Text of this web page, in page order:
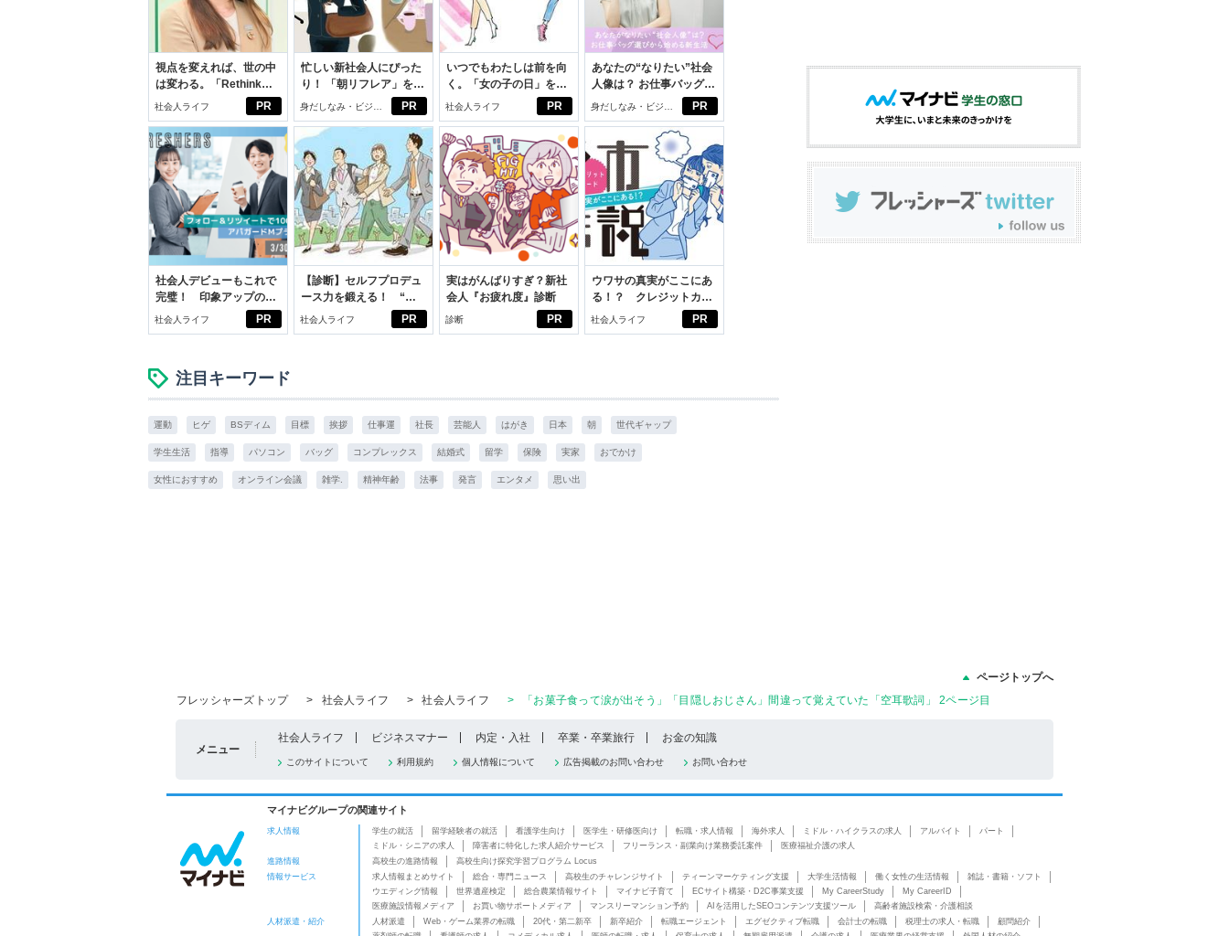
PR
視点を変えれば、世の中
は変わる。「Rethink
PROJECT」がつたえた
社会人ライフ PR
忙しい新社会人にぴった
り！ 「朝リフレア」をは
じめよう。しっかりニオ
イケアして24時間快適。
身だしなみ・ビジネ
スアイテム
PR
いつでもわたしは前を向
く。「女の子の日」を前
向きに♪社会人エリ・大
社会人ライフ PR
あなたの“なりたい”社会
人像は？ お仕事バッグ選
びから始める新生活
身だしなみ・ビジネ
スアイテム
PR
社会人デビューもこれで
完璧！ 印象アップのセ
ルフプロデュース術
社会人ライフ PR
【診断】セルフプロデュ
ース力を鍛える！ “ジ
ブン観”診断
社会人ライフ PR
実はがんばりすぎ？新社
会人『お疲れ度』診断
診断 PR
ウワサの真実がここにあ
る！？ クレジットカー
ドの都市伝説
社会人ライフ
注目キーワード
運動 ヒゲ BSディム 目標 挨拶 仕事運 社長 芸能人 はがき 日本 朝 世代ギャップ
学生生活 指導 パソコン バッグ コンプレックス 結婚式 留学 保険 実家 おでかけ
女性におすすめ オンライン会議 雑学. 精神年齢 法事 発言 エンタメ 思い出
ページトップへ
フレッシャーズトップ
> 社会人ライフ > 社会人ライフ > 「お菓子食って涙が出そう」「目隠しおじさん」間違って覚えていた「空耳歌詞」 2ページ目
メニュー
社会人ライフ ビジネスマナー 内定・入社 卒業・卒業旅行 お金の知識
このサイトについて 利用規約 個人情報について 広告掲載のお問い合わせ お問い合わせ
マイナビグループの関連サイト
求人情報 学生の就活 留学経験者の就活 看護学生向け 医学生・研修医向け 転職・求人情報 海外求人 ミドル・ハイクラスの求人 アルバイト
パート
ミドル・シニアの求人
障害者に特化した求人紹介サービス フリーランス・副業向け業務委託案件
医療福祉介護の求人
進路情報
高校生の進路情報
高校生向け探究学習プログラム Locus
情報サービス
求人情報まとめサイト 総合・専門ニュース 高校生のチャレンジサイト ティーンマーケティング支援 大学生活情報 働く女性の生活情報
雑誌・書籍・ソフト
ウエディング情報
世界遺産検定 総合農業情報サイト マイナビ子育て ECサイト構築・D2C事業支援 My CareerStudy
My CareerID
医療施設情報メディア
お買い物サポートメディア マンスリーマンション予約 AIを活用したSEOコンテンツ支援ツール
高齢者施設検索・介護相談
人材派遣・紹介
人材派遣 Web・ゲーム業界の転職 20代・第二新卒 新卒紹介 転職エージェント エグゼクティブ転職 会計士の転職 税理士の求人・転職
顧問紹介